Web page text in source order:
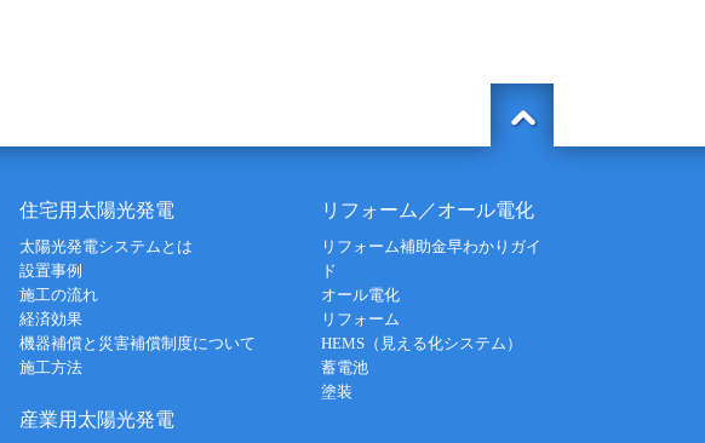
住宅用太陽光発電
太陽光発電システムとは
設置事例
施工の流れ
経済効果
機器補償と災害補償制度について
施工方法
産業用太陽光発電
リフォーム／オール電化
リフォーム補助金早わかりガイ
ド
オール電化
リフォーム
HEMS（見える化システム）
蓄電池
塗装